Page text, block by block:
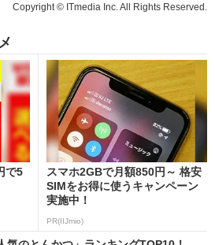
Copyright © ITmedia Inc. All Rights Reserved.
で5
スマホ2GBで月額850円～ 格安
SIMをお得に使うキャンペーン
実施中！
PR(IIJmio)